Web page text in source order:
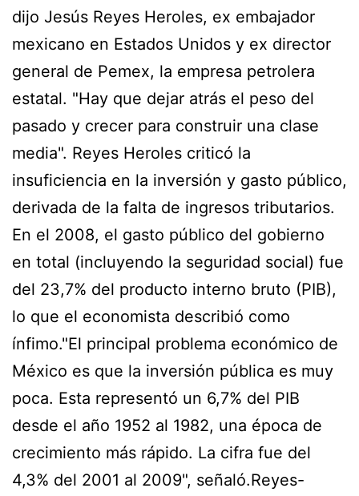
dijo Jesús Reyes Heroles, ex embajador
mexicano en Estados Unidos y ex director
general de Pemex, la empresa petrolera
estatal. "Hay que dejar atrás el peso del
pasado y crecer para construir una clase
media". Reyes Heroles criticó la
insuficiencia en la inversión y gasto público,
derivada de la falta de ingresos tributarios.
En el 2008, el gasto público del gobierno
en total (incluyendo la seguridad social) fue
del 23,7% del producto interno bruto (PIB),
lo que el economista describió como
ínfimo."El principal problema económico de
México es que la inversión pública es muy
poca. Esta representó un 6,7% del PIB
desde el año 1952 al 1982, una época de
crecimiento más rápido. La cifra fue del
4,3% del 2001 al 2009", señaló.Reyes-